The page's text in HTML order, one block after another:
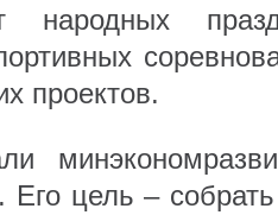
народных
проектов.
Его цель –